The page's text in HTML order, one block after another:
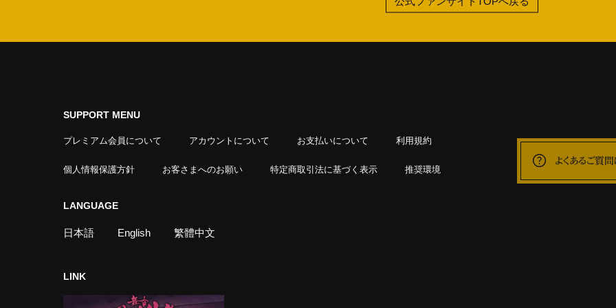
SUPPORT MENU
プレミアム会員について アカウントについて お支払いについて 利用規約
個人情報保護方針 お客さまへのお願い 特定商取引法に基づく表示 推奨環境
LANGUAGE
日本語 English 繁體中文
LINK
よくあるご質問